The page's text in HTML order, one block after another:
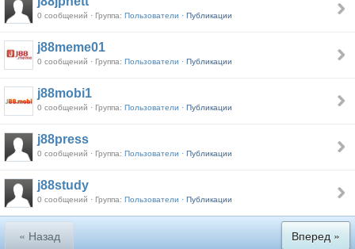
0 сообщений · Группа: Пользователи · Публикации
j88meme01
0 сообщений · Группа: Пользователи · Публикации
j88mobi1
0 сообщений · Группа: Пользователи · Публикации
j88press
0 сообщений · Группа: Пользователи · Публикации
j88study
0 сообщений · Группа: Пользователи · Публикации
« Назад Вперед »